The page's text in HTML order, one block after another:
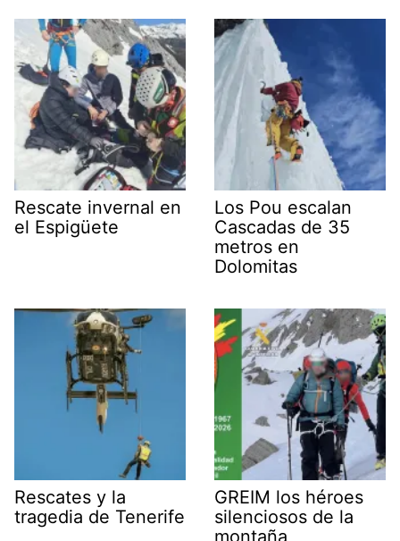
Rescate invernal en
el Espigüete
Los Pou escalan
Cascadas de 35
metros en
Dolomitas
Rescates y la
tragedia de Tenerife
GREIM los héroes
silenciosos de la